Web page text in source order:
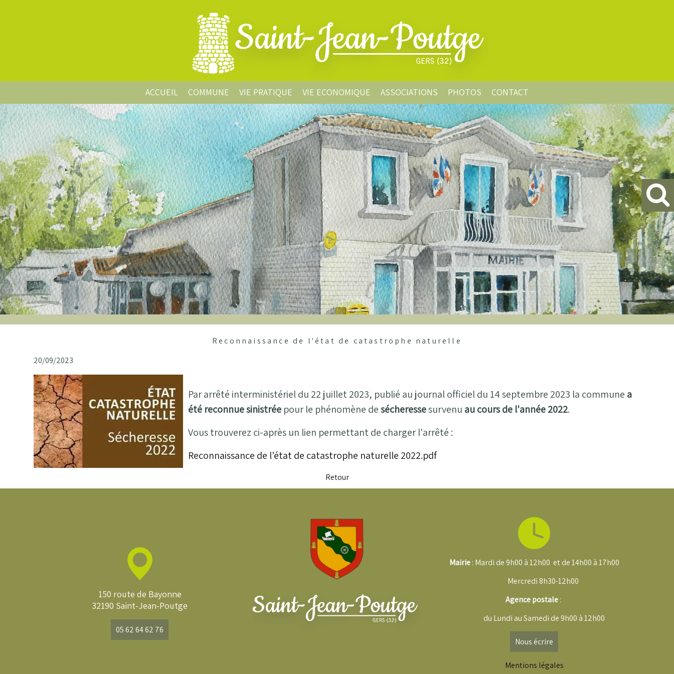
ACCUEIL COMMUNE VIE PRATIQUE VIE ECONOMIQUE ASSOCIATIONS PHOTOS CONTACT
Reconnaissance de l'état de catastrophe naturelle
20/09/2023
Par arrêté interministériel du 22 juillet 2023, publié au journal officiel du 14 septembre 2023 la commune a
été reconnue sinistrée pour le phénomène desécheressesurvenu au cours de l'année 2022.
Vous trouverez ci-après un lien permettant de charger l'arrêté :
Reconnaissance de l'état de catastrophe naturelle 2022.pdf
Retour
150 route de Bayonne
32190 Saint-Jean-Poutge
05 62 64 62 76
Mairie: Mardi de 9h00 à 12h00 et de 14h00 à 17h00
Mercredi 8h30-12h00
Agence postale:
du Lundi au Samedi de9h00 à 12h00
Nous écrire
Mentions légales